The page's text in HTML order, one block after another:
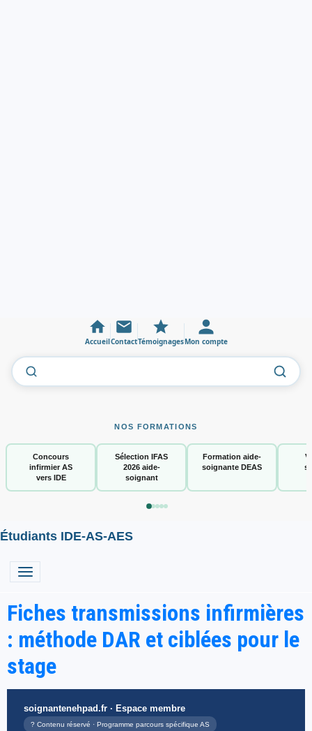
AccueilContactTémoignagesMon compte
NOS FORMATIONS
Concours
infirmier AS
vers IDE
Sélection IFAS
2026 aide-
soignant
Formation aide-
soignante DEAS
Étudiants IDE-AS-AES
Fiches transmissions infirmières
: méthode DAR et ciblées pour le
stage
soignantenehpad.fr · Espace membre
? Contenu réservé · Programme parcours spécifique AS